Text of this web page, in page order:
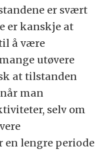
er svært
er kanskje at
å være
utøvere
at tilstanden
man
selv om
en lengre periode